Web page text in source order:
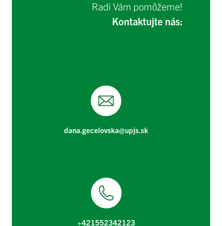
Radi Vám pomôžeme!
Kontaktujte nás:
dana.gecelovska@upjs.sk
+421552342123